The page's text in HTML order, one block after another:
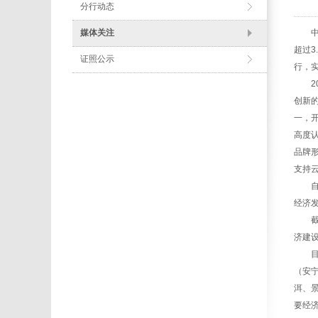
分行动态
媒体关注
证照公示
中国
超过
行，
创新
一，
高度
品牌
支持
自成
经济
截
济建
目前
（安
洱、
要经